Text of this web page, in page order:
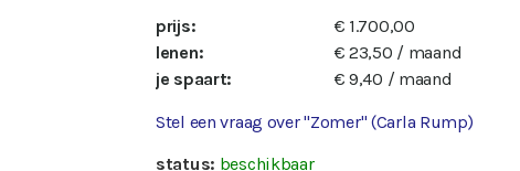
prijs:
€ 1.700,00
lenen:
€ 23,50 / maand
je spaart:
€ 9,40 / maand
Stel een vraag over "Zomer" (Carla Rump)
status: beschikbaar